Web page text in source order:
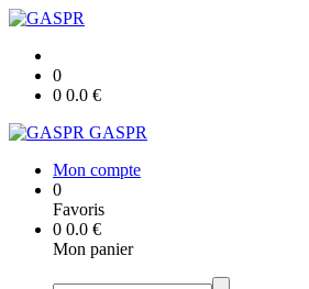
0
0 0.0 €
GASPR
Mon compte
0
Favoris
0 0.0 €
Mon panier